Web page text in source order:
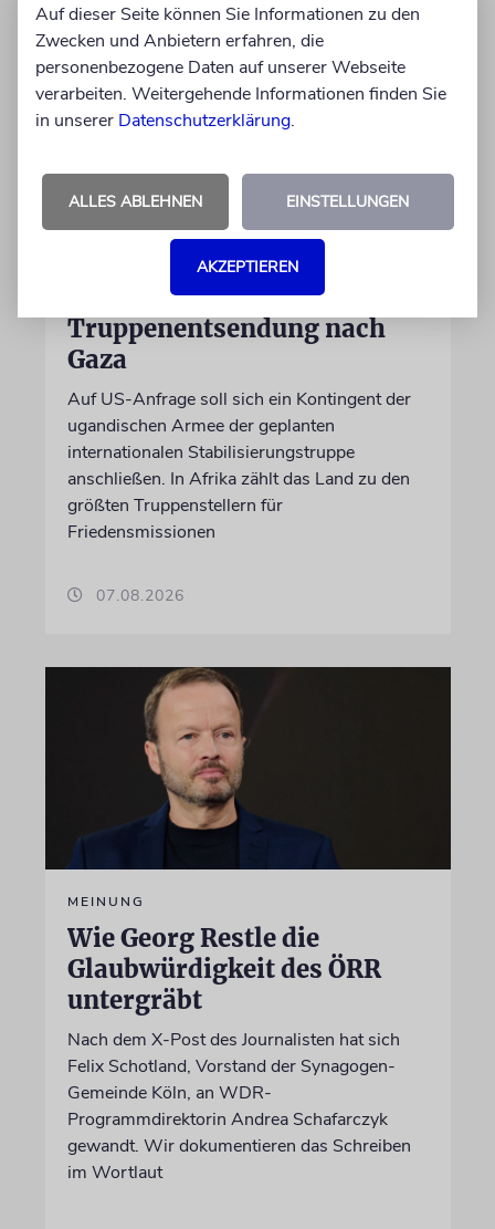
Ugandas Parlament billigt
Truppenentsendung nach
Gaza
Auf US-Anfrage soll sich ein Kontingent der
ugandischen Armee der geplanten
internationalen Stabilisierungstruppe
anschließen. In Afrika zählt das Land zu den
größten Truppenstellern für
Friedensmissionen
07.08.2026
MEINUNG
Wie Georg Restle die
Glaubwürdigkeit des ÖRR
untergräbt
Nach dem X-Post des Journalisten hat sich
Felix Schotland, Vorstand der Synagogen-
Gemeinde Köln, an WDR-
Programmdirektorin Andrea Schafarczyk
gewandt. Wir dokumentieren das Schreiben
im Wortlaut
Auf dieser Seite können Sie Informationen zu den
Zwecken und Anbietern erfahren, die
personenbezogene Daten auf unserer Webseite
verarbeiten. Weitergehende Informationen finden Sie
in unserer Datenschutzerklärung.
ALLES ABLEHNEN EINSTELLUNGEN
AKZEPTIEREN